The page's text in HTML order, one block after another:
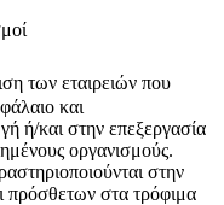
των εταιρειών που
και
ή/και στην επεξεργασία
οργανισμούς.
στην
στα τρόφιμα